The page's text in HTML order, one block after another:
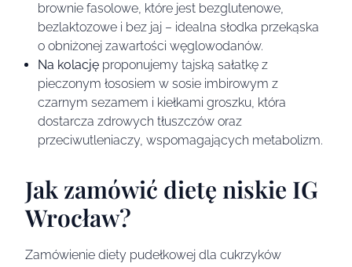
brownie fasolowe, które jest bezglutenowe,
bezlaktozowe i bez jaj – idealna słodka przekąska
o obniżonej zawartości węglowodanów.
Na kolację proponujemy tajską sałatkę z
pieczonym łososiem w sosie imbirowym z
czarnym sezamem i kiełkami groszku, która
dostarcza zdrowych tłuszczów oraz
przeciwutleniaczy, wspomagających metabolizm.
Jak zamówić dietę niskie IG
Wrocław?
Zamówienie diety pudełkowej dla cukrzyków